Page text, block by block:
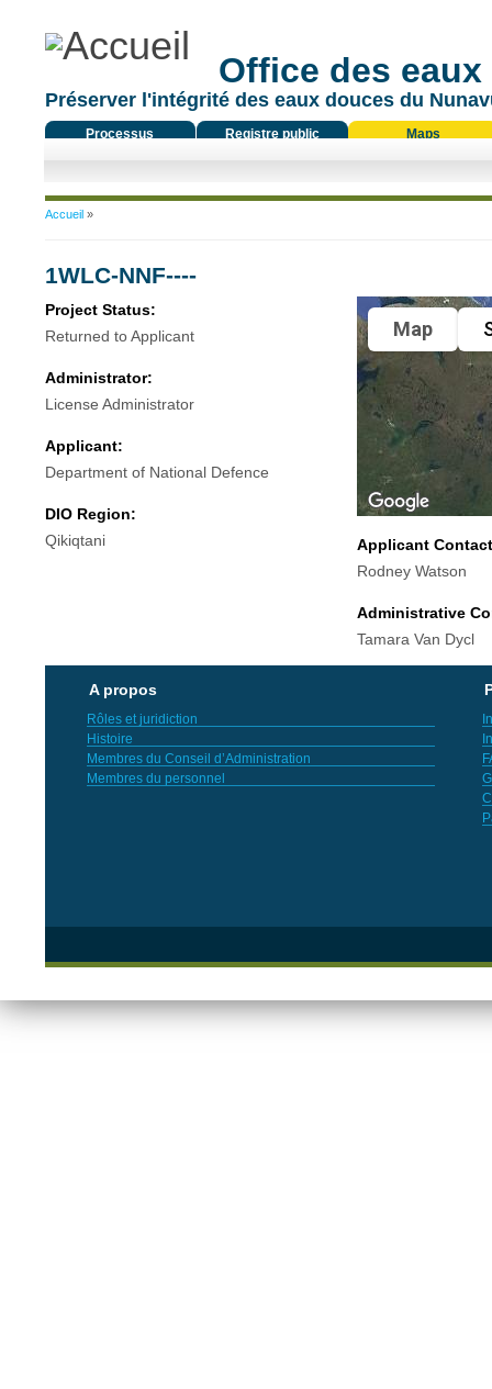
Office des
Préserver l'intégrité des eaux douces du
Processus
Registre public Maps
Vous êtes ici
Accueil»
1WLC-NNF----
Project Status:
Returned to Applicant
Administrator:
License Administrator
Applicant:
Department of National Defence
DIO Region:
Qikiqtani
Map
Applicant
Rodney Watson
Administrative
Tamara Van Dycl
A propos
Rôles et juridiction
Histoire
Membres du Conseil d’Administration
Membres du personnel